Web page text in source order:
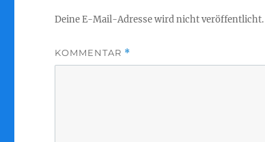
Deine E-Mail-Adresse wird nicht veröffentlicht.
KOMMENTAR *